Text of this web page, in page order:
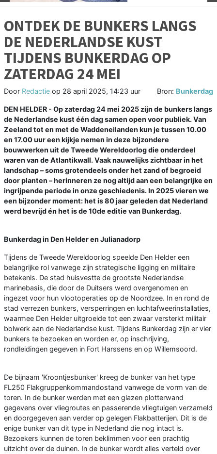
ONTDEK DE BUNKERS LANGS
DE NEDERLANDSE KUST
TIJDENS BUNKERDAG OP
ZATERDAG 24 MEI
Door Redactie op 28 april 2025, 14:23 uur Bron: Bunkerdag
DEN HELDER - Op zaterdag 24 mei 2025 zijn de bunkers langs
de Nederlandse kust één dag samen open voor publiek. Van
Zeeland tot en met de Waddeneilanden kun je tussen 10.00
en 17.00 uur een kijkje nemen in deze bijzondere
bouwwerken uit de Tweede Wereldoorlog die onderdeel
waren van de Atlantikwall. Vaak nauwelijks zichtbaar in het
landschap – soms grotendeels onder het zand of begroeid
door planten – herinneren ze nog altijd aan een belangrijke en
ingrijpende periode in onze geschiedenis. In 2025 vieren we
een bijzonder moment: het is 80 jaar geleden dat Nederland
werd bevrijd én het is de 10de editie van Bunkerdag.
Bunkerdag in Den Helder en Julianadorp
Tijdens de Tweede Wereldoorlog speelde Den Helder een
belangrijke rol vanwege zijn strategische ligging en militaire
betekenis. De stad huisvestte de grootste Nederlandse
marinebasis, die door de Duitsers werd overgenomen en
ingezet voor hun vlootoperaties op de Noordzee. In en rond de
stad verrezen bunkers, versperringen en luchtafweerinstallaties,
waarmee Den Helder uitgroeide tot een zwaar versterkt militair
bolwerk aan de Nederlandse kust. Tijdens Bunkerdag zijn er vier
bunkers te bezoeken en worden er, op inschrijving,
rondleidingen gegeven in Fort Harssens en op Willemsoord.
De bijnaam 'Kroontjesbunker' kreeg de bunker van het type
FL250 Flakgruppenkommandostand vanwege de vorm van de
toren. In de bunker werden met een glazen plotterwand
gegevens over vliegroutes en passerende vliegtuigen verzameld
en doorgegeven aan verder op gelegen Flakbatterijen. Dit is de
enige bunker van dit type in Nederland die nog intact is.
Bezoekers kunnen de toren beklimmen voor een prachtig
uitzicht over de duinen. In de bunker wordt alles verteld over